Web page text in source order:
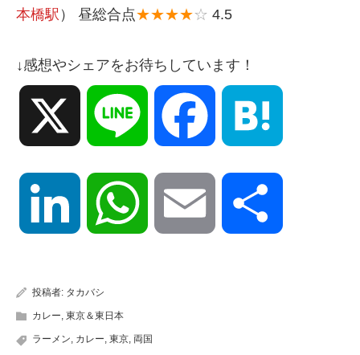
本橋駅 ） 昼総合点★★★★☆ 4.5
↓感想やシェアをお待ちしています！
Line Facebook
LinkedIn WhatsApp Email
投稿者: タカバシ
カレー, 東京＆東日本
ラーメン, カレー, 東京, 両国